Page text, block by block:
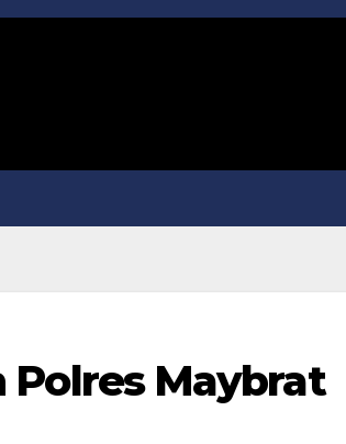
Polres Maybrat